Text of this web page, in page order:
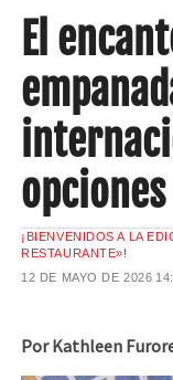
El
¡BIENVENIDOS A LA
RESTAURANTE»!
12 DE MAYO DE 2026
Por Kathleen